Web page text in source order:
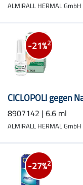
ALMIRALL HERMAL GmbH
-21%2
CICLOPOLI gegen
8907142 | 6.6 ml
ALMIRALL HERMAL GmbH
-27%2